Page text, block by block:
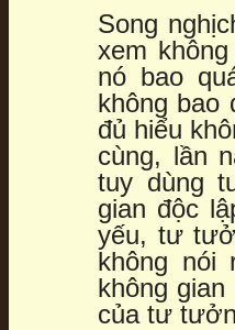
Song
xem
nó bao
không
đủ hiểu
cùng, lần
tuy dùng
gian độc
yếu, tư
không nói
không
của tư